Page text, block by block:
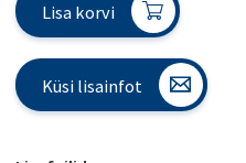
Lisa korvi
Küsi lisainfot